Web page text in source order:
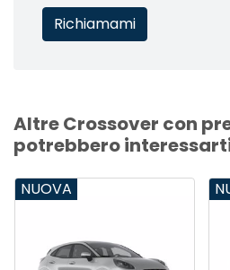
Altre Crossover con
potrebbero